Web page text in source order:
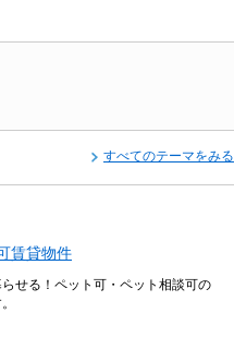
すべてのテーマをみる
賃貸物件
せる！ペット可・ペット相談可の